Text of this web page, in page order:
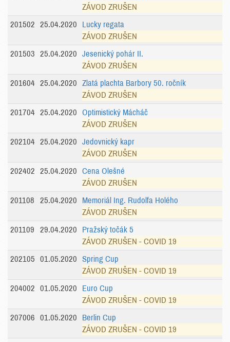
ZÁVOD ZRUŠEN
201502
25.04.2020
Lucky regata
ZÁVOD ZRUŠEN
201503
25.04.2020
Jesenický pohár II.
ZÁVOD ZRUŠEN
201604 25.04.2020
Zlatá plachta Barbory 50. ročník
ZÁVOD ZRUŠEN
201704 25.04.2020
Optimistický Mácháč
ZÁVOD ZRUŠEN
202104 25.04.2020
Jedovnický kapr
ZÁVOD ZRUŠEN
202402
25.04.2020
Cena Olešné
ZÁVOD ZRUŠEN
201108
25.04.2020
Memoriál Ing. Rudolfa Holého
ZÁVOD ZRUŠEN
201109
29.04.2020
Pražský točák 5
ZÁVOD ZRUŠEN - COVID 19
202105
01.05.2020
Spring Cup
ZÁVOD ZRUŠEN - COVID 19
204002
01.05.2020
Euro Cup
ZÁVOD ZRUŠEN - COVID 19
207006
01.05.2020
Berlin Cup
ZÁVOD ZRUŠEN - COVID 19